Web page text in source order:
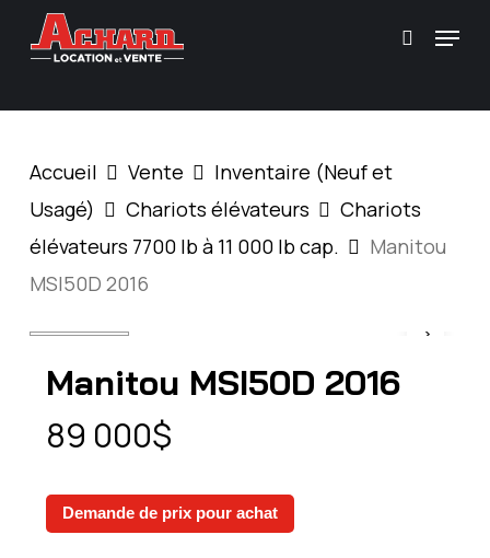
Menu
Accueil Vente
Inventaire (Neuf et
Usagé)
Chariots élévateurs
Chariots
élévateurs 7700 lb à 11 000 lb cap.
Manitou
MSI50D 2016
Manitou MSI50D 2016
89 000$
Demande de prix pour achat